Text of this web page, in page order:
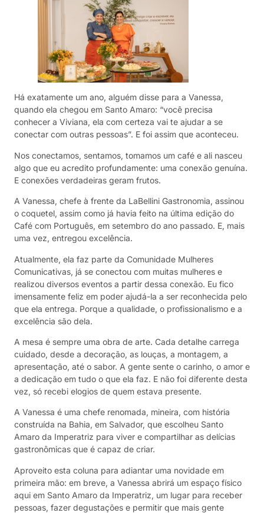
Há exatamente um ano, alguém disse para a Vanessa,
quando ela chegou em Santo Amaro: “você precisa
conhecer a Viviana, ela com certeza vai te ajudar a se
conectar com outras pessoas”. E foi assim que aconteceu.
Nos conectamos, sentamos, tomamos um café e ali nasceu
algo que eu acredito profundamente: uma conexão genuína.
E conexões verdadeiras geram frutos.
A Vanessa, chefe à frente da LaBellini Gastronomia, assinou
o coquetel, assim como já havia feito na última edição do
Café com Português, em setembro do ano passado. E, mais
uma vez, entregou excelência.
Atualmente, ela faz parte da Comunidade Mulheres
Comunicativas, já se conectou com muitas mulheres e
realizou diversos eventos a partir dessa conexão. Eu fico
imensamente feliz em poder ajudá-la a ser reconhecida pelo
que ela entrega. Porque a qualidade, o profissionalismo e a
excelência são dela.
A mesa é sempre uma obra de arte. Cada detalhe carrega
cuidado, desde a decoração, as louças, a montagem, a
apresentação, até o sabor. A gente sente o carinho, o amor e
a dedicação em tudo o que ela faz. E não foi diferente desta
vez, só recebi elogios de quem estava presente.
A Vanessa é uma chefe renomada, mineira, com história
construída na Bahia, em Salvador, que escolheu Santo
Amaro da Imperatriz para viver e compartilhar as delícias
gastronômicas que é capaz de criar.
Aproveito esta coluna para adiantar uma novidade em
primeira mão: em breve, a Vanessa abrirá um espaço físico
aqui em Santo Amaro da Imperatriz, um lugar para receber
pessoas, fazer degustações e permitir que mais gente